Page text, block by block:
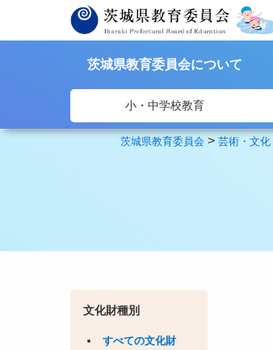
茨城県教育委員会について
小・中学校教育
茨城県教育委員会 >芸術・文化
文化財種別
すべての文化財